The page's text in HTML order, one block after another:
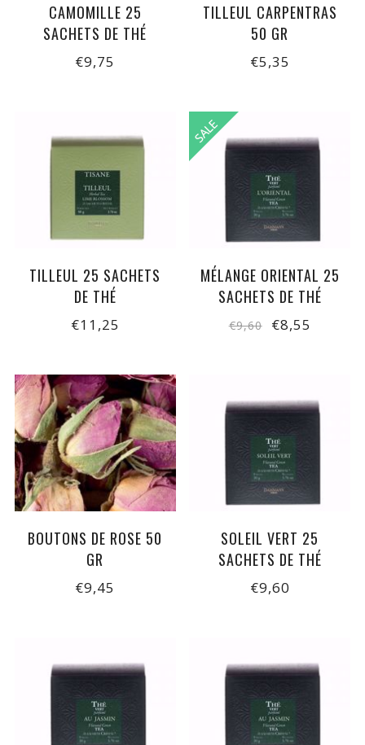
CAMOMILLE 25
SACHETS DE THÉ
€9,75
TILLEUL CARPENTRAS
50 GR
€5,35
TILLEUL 25 SACHETS
DE THÉ
€11,25
MÉLANGE ORIENTAL 25
SACHETS DE THÉ
€9,60 €8,55
BOUTONS DE ROSE 50
GR
€9,45
SOLEIL VERT 25
SACHETS DE THÉ
€9,60